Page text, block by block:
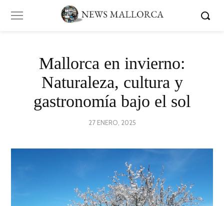
Mallorca en invierno:
Naturaleza, cultura y
gastronomía bajo el sol
POSTED
27 ENERO, 2025